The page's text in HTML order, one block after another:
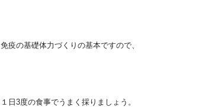
免疫の基礎体力づくりの基本ですので、
１日3度の食事でうまく採りましょう。